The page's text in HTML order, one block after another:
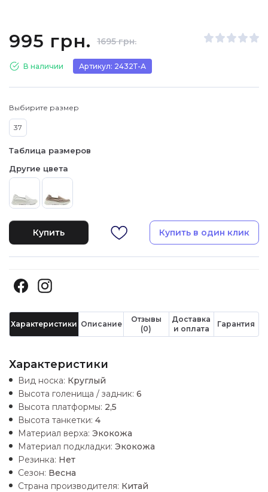
995 грн. 1695 грн.
В наличии Артикул: 2432Т-А
Выбирите размер
37
Таблица размеров
Другие цвета
Купить Купить в один клик
Характеристики Описание
Отзывы
(0)
Доставка
и оплата
Гарантия
Характеристики
Вид носка: Круглый
Высота голенища / задник: 6
Высота платформы: 2,5
Высота танкетки: 4
Материал верха: Экокожа
Материал подкладки: Экокожа
Резинка: Нет
Сезон: Весна
Страна производителя: Китай